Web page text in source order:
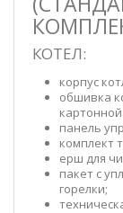
КОТЕЛ:
корпус
обшивка
панель
комплект
ерш для
пакет с
горелки;